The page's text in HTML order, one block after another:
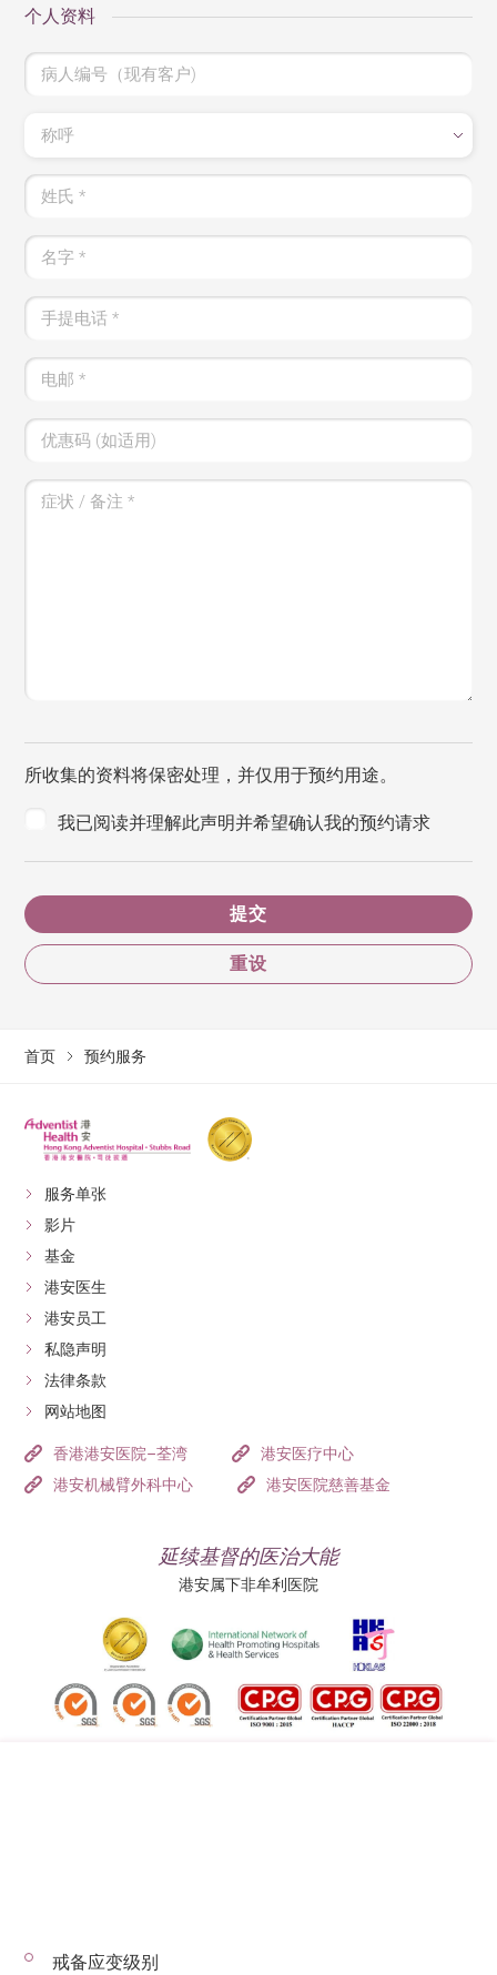
个人资料
病人编号（现有客户)
称呼
姓氏*
名字*
手提电话*
电邮*
优惠码 (如适用)
症状 / 备注*
所收集的资料将保密处理，并仅用于预约用途。
我已阅读并理解此声明并希望确认我的预约请求
提交
重设
首页 预约服务
服务单张
影片
基金
港安医生
港安员工
私隐声明
法律条款
网站地图
香港港安医院–荃湾
港安医疗中心
港安机械臂外科中心
港安医院慈善基金
延续基督的医治大能
港安属下非牟利医院
戒备应变级别